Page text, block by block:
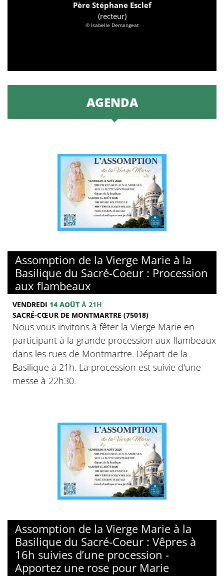
Père Stéphane Esclef
(recteur)
© Isabelle Demangeat
AGENDA
Assomption de la Vierge Marie à la
Basilique du Sacré-Coeur : Procession
aux flambeaux
VENDREDI 14 AOÛT À 21H
SACRÉ-CŒUR DE MONTMARTRE (75018)
Nous vous invitons à fêter la Vierge Marie en
participant à la grande procession aux flambeaux
dans les rues de Montmartre. Départ de la
Basilique à 21h. La procession est suivie d'une
messe à 22h30.
Assomption de la Vierge Marie à la
Basilique du Sacré-Coeur : Vêpres à
16h suivies d’une procession -
Apportez une rose pour Marie